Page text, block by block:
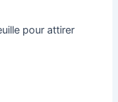
pour attirer